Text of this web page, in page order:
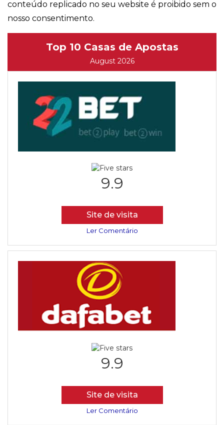
conteúdo replicado no seu website é proibido sem o
nosso consentimento.
Top 10 Casas de Apostas
August 2026
9.9
Site de visita
Ler Comentário
9.9
Site de visita
Ler Comentário